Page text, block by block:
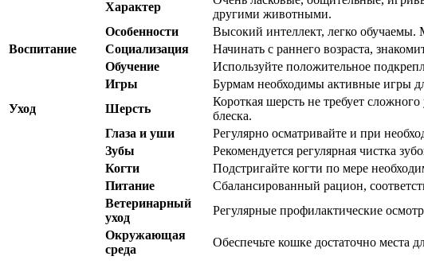
Характер
другими животными.
Особенности
Высокий интеллект, легко обучаемы.
Воспитание
Социализация
Начинать с раннего возраста,
Обучение
Используйте положительное
Игры
Бурмам необходимы активные игры
Уход
Шерсть
Короткая шерсть не требует
блеска.
Глаза и уши
Регулярно осматривайте и при
Зубы
Рекомендуется регулярная чистка
Когти
Подстригайте когти по мере
Питание
Сбалансированный рацион,
Ветеринарный
уход
Регулярные профилактические
Окружающая
среда
Обеспечьте кошке достаточно места